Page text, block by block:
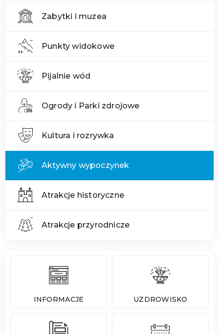
Zabytki i muzea
Punkty widokowe
Pijalnie wód
Ogrody i Parki zdrojowe
Kultura i rozrywka
Aktywny wypoczynek
Atrakcje historyczne
Atrakcje przyrodnicze
INFORMACJE UZDROWISKO